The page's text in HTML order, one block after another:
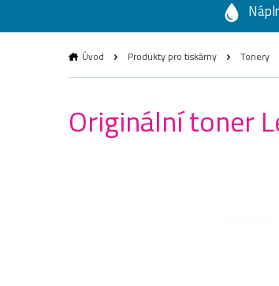
Úvod Produkty pro tiskárny Tonery
Originální toner